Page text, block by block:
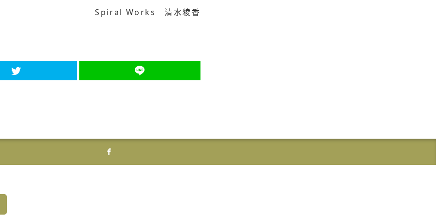
Spiral Works 清水綾香